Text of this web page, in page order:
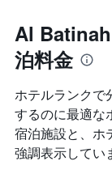
を
表
し
い
ま
す
の
X
軸
本
は、
宿
泊
ま
Al
泊料金
ホテルランクで
するのに最適な
宿泊施設と、ホ
強調表示してい